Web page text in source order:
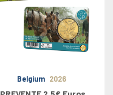
Belgium 2026